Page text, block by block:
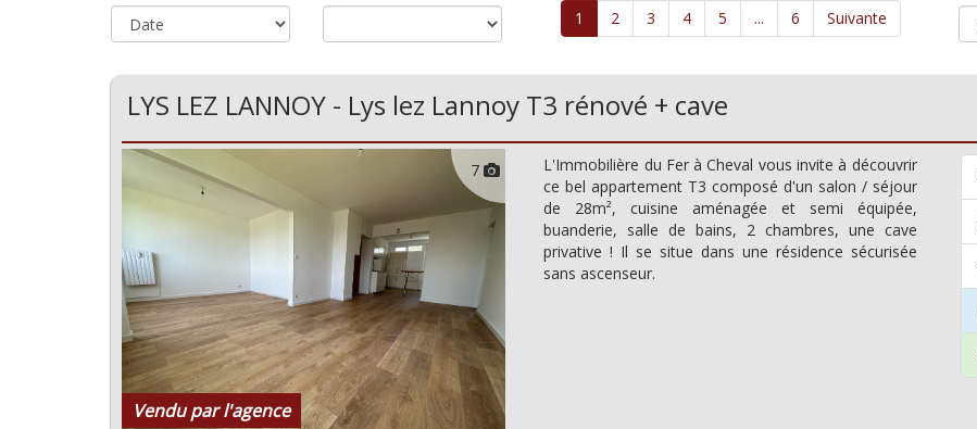
1
2 3 4 5 ... 6 Suivante
LYS LEZ LANNOY - Lys lez Lannoy T3 rénové + cave
7
Vendu par l'agence
L'Immobilière du Fer à Cheval vous invite à découvrir
ce bel appartement T3 composé d'un salon / séjour
de 28m², cuisine aménagée et semi équipée,
buanderie, salle de bains, 2 chambres, une cave
privative ! Il se situe dans une résidence sécurisée
sans ascenseur.